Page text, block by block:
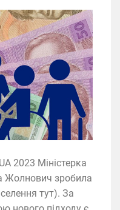
2023 Міністерка
Жолнович зробила
тут). За